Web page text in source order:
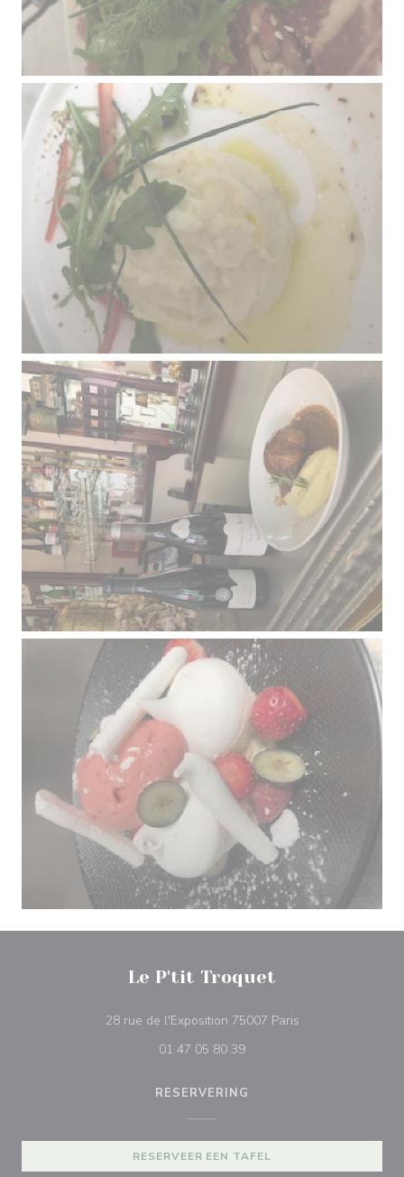
Le P'tit Troquet
28 rue de l'Exposition 75007 Paris((opent in een
01 47 05 80 39
RESERVERING
RESERVEER EEN TAFEL